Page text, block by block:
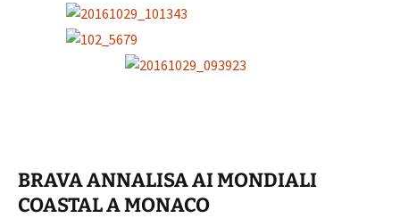
BRAVA ANNALISA AI MONDIALI
COASTAL A MONACO